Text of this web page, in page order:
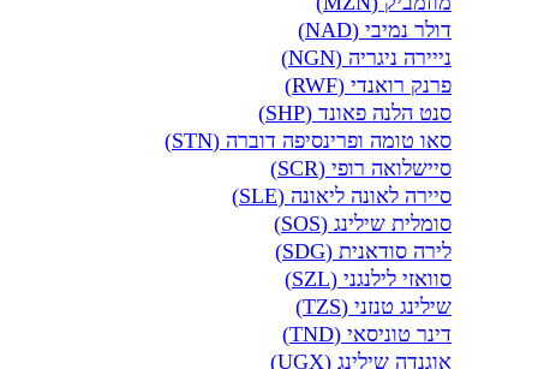
דולר נמיבי (NAD)
נייירה ניגריה (NGN)
פרנק רואנדי (RWF)
סנט הלנה פאונד (SHP)
סאו טומה ופרינסיפה דוברה (STN)
סיישלואה רופי (SCR)
סיירה לאונה ליאונה (SLE)
סומלית שילינג (SOS)
לירה סודאנית (SDG)
סוואזי לילנגני (SZL)
שילינג טנזני (TZS)
דינר טוניסאי (TND)
אוגנדה שילינג (UGX)